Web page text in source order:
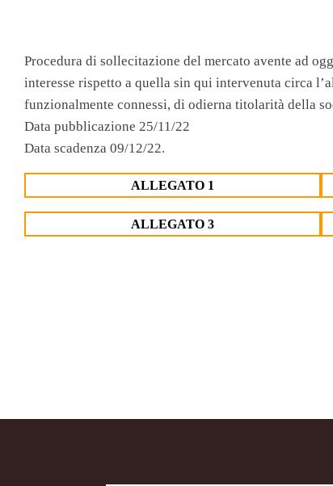
Procedura di sollecitazione del mercato avente ad
interesse rispetto a quella sin qui intervenuta circa
funzionalmente connessi, di odierna titolarità della
Data pubblicazione 25/11/22
Data scadenza 09/12/22.
ALLEGATO 1
ALLEGATO 3